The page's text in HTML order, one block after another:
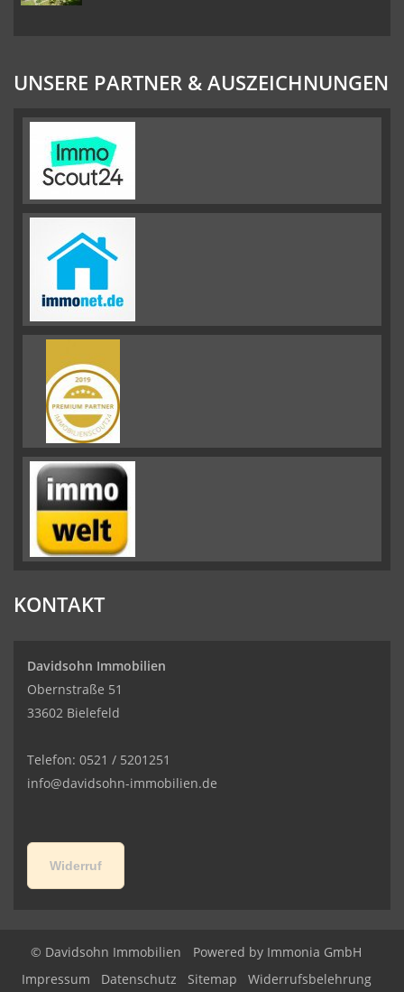
UNSERE PARTNER & AUSZEICHNUNGEN
KONTAKT
Davidsohn Immobilien
Obernstraße 51
33602 Bielefeld
Telefon: 0521 / 5201251
info@davidsohn-immobilien.de
Widerruf
© Davidsohn Immobilien Powered by Immonia GmbH
Impressum
Datenschutz Sitemap Widerrufsbelehrung